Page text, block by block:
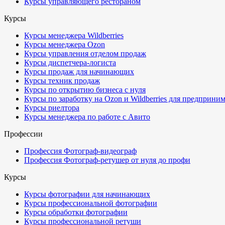
Курсы
Курсы менеджера Wildberries
Курсы менеджера Ozon
Курсы управления отделом продаж
Курсы диспетчера-логиста
Курсы продаж для начинающих
Курсы техник продаж
Курсы по открытию бизнеса с нуля
Курсы по заработку на Ozon и Wildberries для
Курсы риелтора
Курсы менеджера по работе с Авито
Профессии
Профессия Фотограф-видеограф
Профессия Фотограф-ретушер от нуля до профи
Курсы
Курсы фотографии для начинающих
Курсы профессиональной фотографии
Курсы обработки фотографии
Курсы профессиональной ретуши